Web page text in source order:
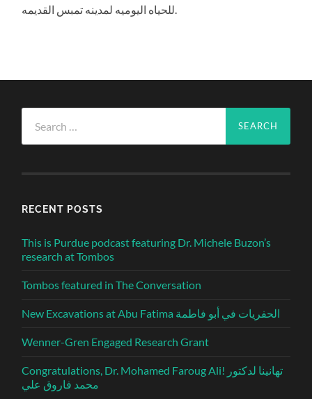
للحياه اليوميه لمدينه تمبس القديمه.
for:
RECENT POSTS
This is Purdue podcast featuring Dr. Michele Buzon’s
research at Tombos
Tombos featured in The Conversation
New Excavations at Abu Fatima الحفريات في أبو فاطمة
Wenner-Gren Engaged Research Grant
Congratulations, Dr. Mohamed Faroug Ali! تهانينا لدكتور
محمد فاروق علي